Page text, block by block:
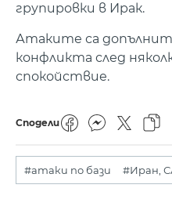
групировки в Ирак.
Атаките са
конфликта след
спокойствие.
Сподели
#атаки по бази #Иран,